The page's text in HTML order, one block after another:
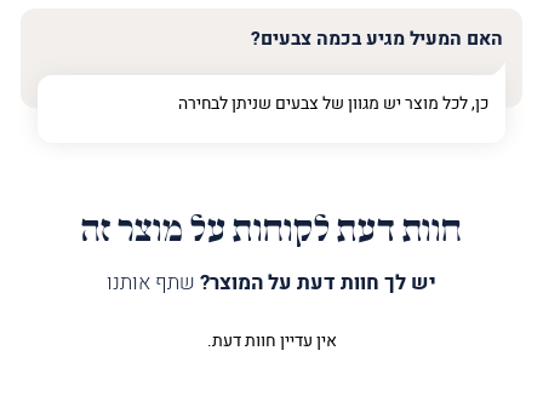
האם המעיל מגיע בכמה צבעים?
כן, לכל מוצר יש מגוון של צבעים שניתן לבחירה
חוות דעת לקוחות על מוצר זה
יש לך חוות דעת על המוצר? שתף אותנו
אין עדיין חוות דעת.